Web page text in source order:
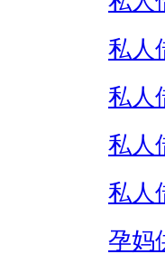
私人
私人
私人
私人
孕妈